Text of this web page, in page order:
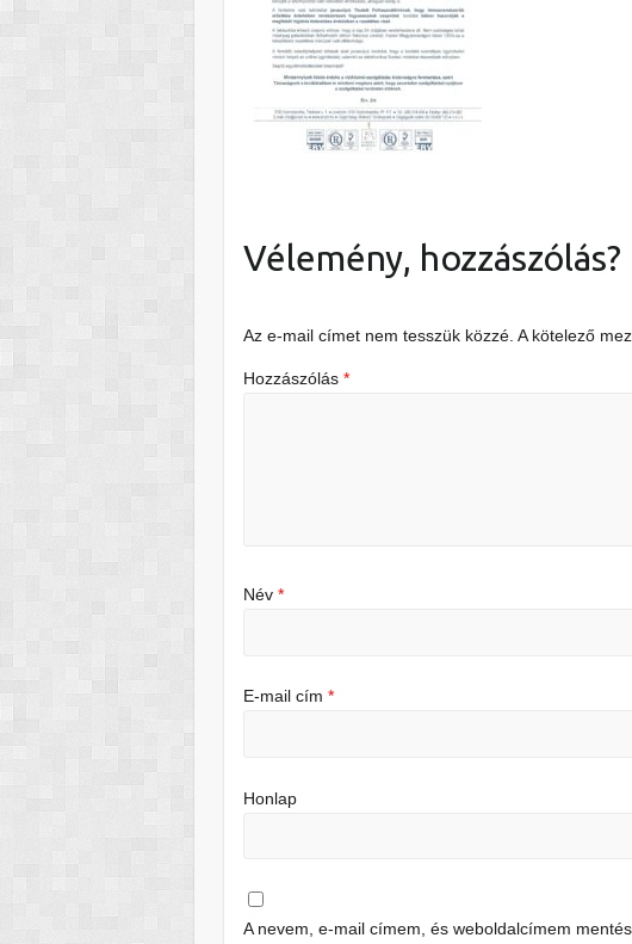
Vélemény, hozzászólás?
Az e-mail címet nem tesszük közzé. A kötelező
Hozzászólás*
Név*
E-mail cím*
Honlap
A nevem, e-mail címem, és weboldalcímem